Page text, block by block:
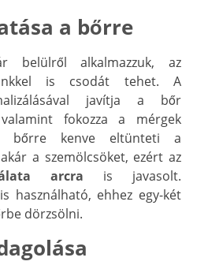
a bőrre
belülről alkalmazzuk, az
is csodát tehet. A
javítja a bőr
fokozza a mérgek
bőrre kenve eltünteti a
a szemölcsöket, ezért az
arcra is javasolt.
használható, ehhez egy-két
dörzsölni.